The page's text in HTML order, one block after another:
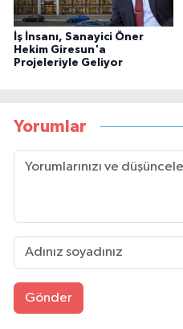
İş İnsanı, Sanayici Öner
Hekim Giresun'a
Projeleriyle Geliyor
Yorumlar
Gönder